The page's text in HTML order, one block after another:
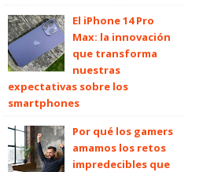
El iPhone 14 Pro
Max: la innovación
que transforma
nuestras
expectativas sobre los
smartphones
Por qué los gamers
amamos los retos
impredecibles que